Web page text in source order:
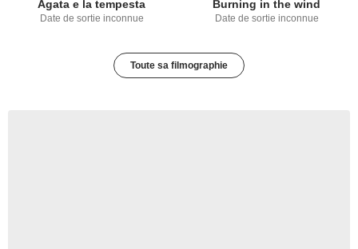
Agata e la tempesta
Date de sortie inconnue
Burning in the wind
Date de sortie inconnue
Toute sa filmographie